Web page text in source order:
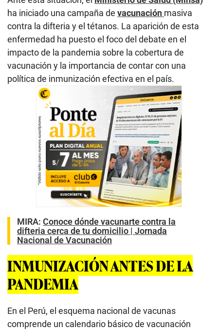
ha iniciado una campaña de vacunación masiva
contra la difteria y el tétanos. La aparición de esta
enfermedad ha puesto el foco del debate en el
impacto de la pandemia sobre la cobertura de
vacunación y la importancia de contar con una
política de inmunización efectiva en el país.
MIRA: Conoce dónde vacunarte contra la
difteria cerca de tu domicilio | Jornada
Nacional de Vacunación
INMUNIZACIÓN ANTES DE LA
PANDEMIA
En el Perú, el esquema nacional de vacunas
comprende un calendario básico de vacunación